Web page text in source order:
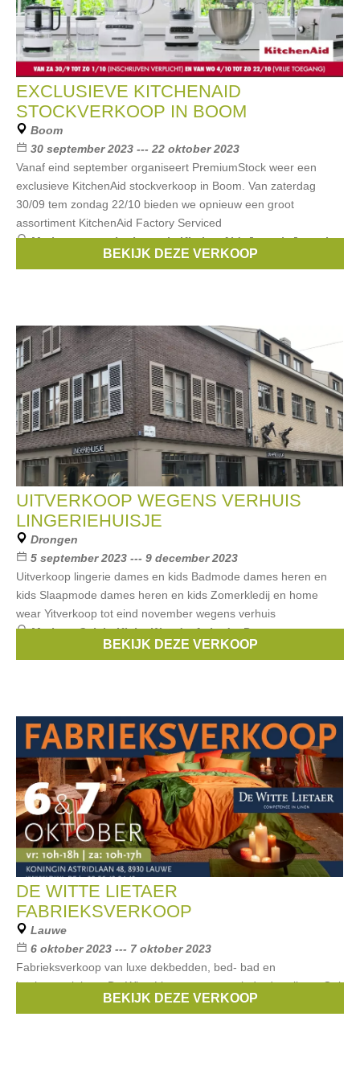
EXCLUSIEVE KITCHENAID
STOCKVERKOOP IN BOOM
Boom
30 september 2023 --- 22 oktober 2023
Vanaf eind september organiseert PremiumStock weer een
exclusieve KitchenAid stockverkoop in Boom. Van zaterdag
30/09 tem zondag 22/10 bieden we opnieuw een groot
assortiment KitchenAid Factory Serviced
Merken:serax,barbecook,KitchenAid,Joseph Joseph,
BEKIJK DEZE VERKOOP
UITVERKOOP WEGENS VERHUIS
LINGERIEHUISJE
Drongen
5 september 2023 --- 9 december 2023
Uitverkoop lingerie dames en kids Badmode dames heren en
kids Slaapmode dames heren en kids Zomerkledij en home
wear Yitverkoop tot eind november wegens verhuis
Merken:Calvin Klein,Woody,Aubade,Pastunette,
, ...
BEKIJK DEZE VERKOOP
DE WITTE LIETAER
FABRIEKSVERKOOP
Lauwe
6 oktober 2023 --- 7 oktober 2023
Fabrieksverkoop van luxe dekbedden, bed- bad en
keukentextiel van De Witte Lietaer aan verminderde prijzen. Ook
een heleboel eindereeksen textiel per kilo.
BEKIJK DEZE VERKOOP